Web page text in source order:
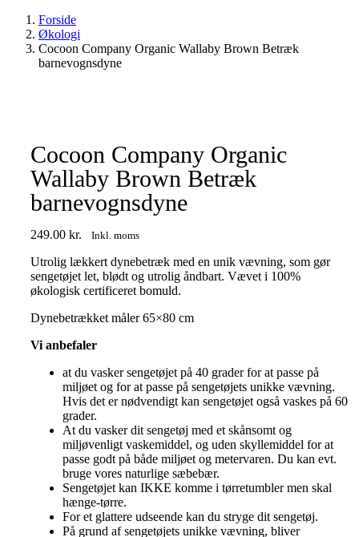
Forside
Økologi
Cocoon Company Organic Wallaby Brown Betræk
barnevognsdyne
Cocoon Company Organic
Wallaby Brown Betræk
barnevognsdyne
249.00 kr. Inkl. moms
Utrolig lækkert dynebetræk med en unik vævning, som gør
sengetøjet let, blødt og utrolig åndbart. Vævet i 100%
økologisk certificeret bomuld.
Dynebetrækket måler 65×80 cm
Vi anbefaler
at du vasker sengetøjet på 40 grader for at passe på
miljøet og for at passe på sengetøjets unikke vævning.
Hvis det er nødvendigt kan sengetøjet også vaskes på 60
grader.
At du vasker dit sengetøj med et skånsomt og
miljøvenligt vaskemiddel, og uden skyllemiddel for at
passe godt på både miljøet og metervaren. Du kan evt.
bruge vores naturlige sæbebær.
Sengetøjet kan IKKE komme i tørretumbler men skal
hænge-tørre.
For et glattere udseende kan du stryge dit sengetøj.
På grund af sengetøjets unikke vævning, bliver